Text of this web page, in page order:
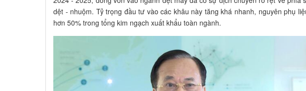
dệt - nhuộm. Tỷ trọng đầu tư vào các khâu này tăng khá nhanh, nguyên phụ
hơn 50% trong tổng kim ngạch xuất khẩu toàn ngành.